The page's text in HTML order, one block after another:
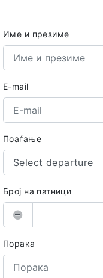
Име и презиме
E-mail
Поаѓање
Select departure
Број на патници
Порака